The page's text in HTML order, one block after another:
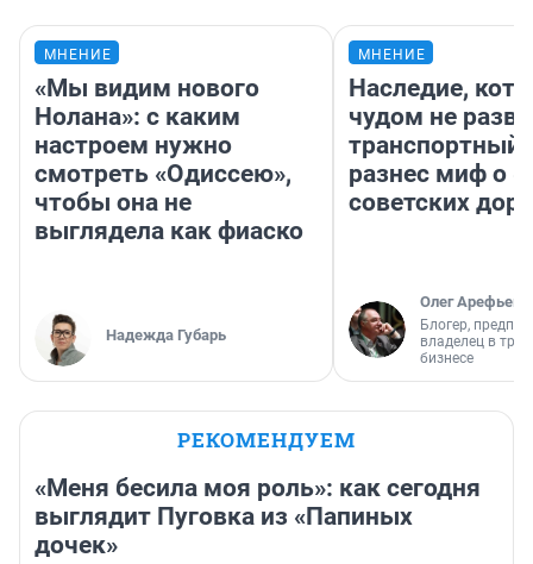
МНЕНИЕ
«Мы видим нового
Нолана»: с каким
настроем нужно
смотреть «Одиссею»,
чтобы она не
выглядела как фиаско
Надежда Губарь
МНЕНИЕ
Наследие,
чудом не
транспортный
разнес миф о
советских
Олег Арефьев
Блогер,
владелец в
бизнесе
РЕКОМЕНДУЕМ
«Меня бесила моя роль»: как сегодня
выглядит Пуговка из «Папиных
дочек»